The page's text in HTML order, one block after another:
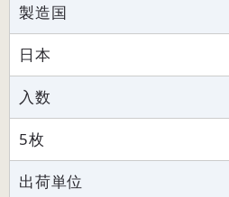
製造国
日本
入数
5枚
出荷単位